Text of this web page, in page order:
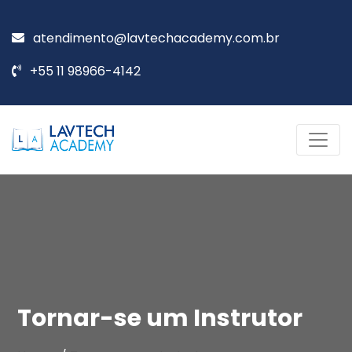
atendimento@lavtechacademy.com.br
+55 11 98966-4142
Tornar-se um Instrutor